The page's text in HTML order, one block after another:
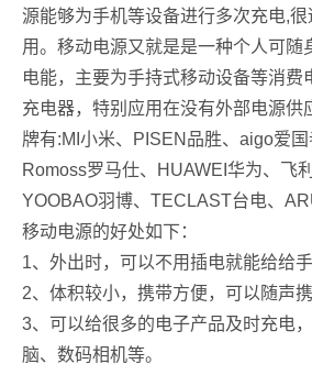
源能够为手机等设备进行多次充电,
用。移动电源又就是是一种个人可随
电能，主要为手持式移动设备等消费
充电器，特别应用在没有外部电源供
牌有:MI小米、PISEN品胜、aigo爱国
Romoss罗马仕、HUAWEI华为、飞
YOOBAO羽博、TECLAST台电、
移动电源的好处如下：
1、外出时，可以不用插电就能给给手
2、体积较小，携带方便，可以随声携
3、可以给很多的电子产品及时充电
脑、数码相机等。